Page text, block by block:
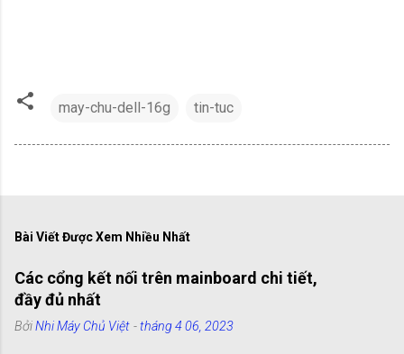
may-chu-dell-16g tin-tuc
Bài Viết Được Xem Nhiều Nhất
Các cổng kết nối trên mainboard chi tiết,
đầy đủ nhất
BởiNhi Máy Chủ Việt -tháng 4 06, 2023